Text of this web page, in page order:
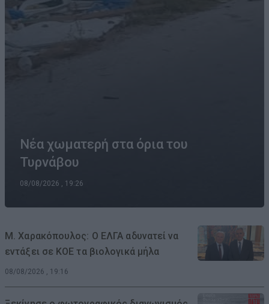
Νέα χωματερή στα όρια του
Τυρνάβου
08/08/2026 , 19:26
Μ. Χαρακόπουλος: Ο ΕΛΓΑ αδυνατεί να
εντάξει σε ΚΟΕ τα βιολογικά μήλα
08/08/2026 , 19:16